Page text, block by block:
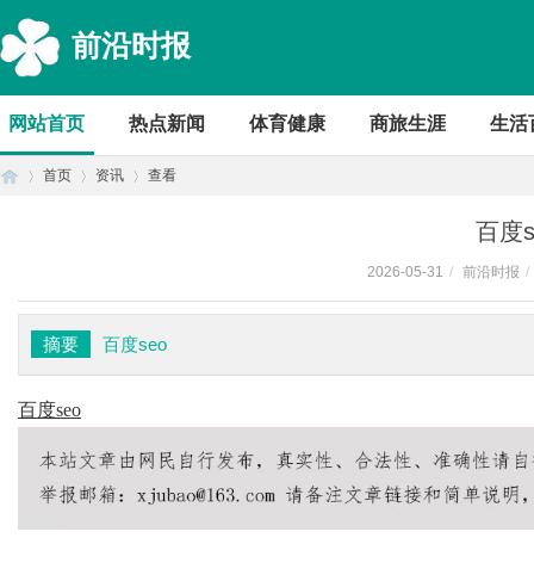
前沿时报
网站首页 热点新闻 体育健康 商旅生涯 生活
首页 资讯 查看
百度
2026-05-31 / 前沿时报 /
摘要 百度seo
百度seo